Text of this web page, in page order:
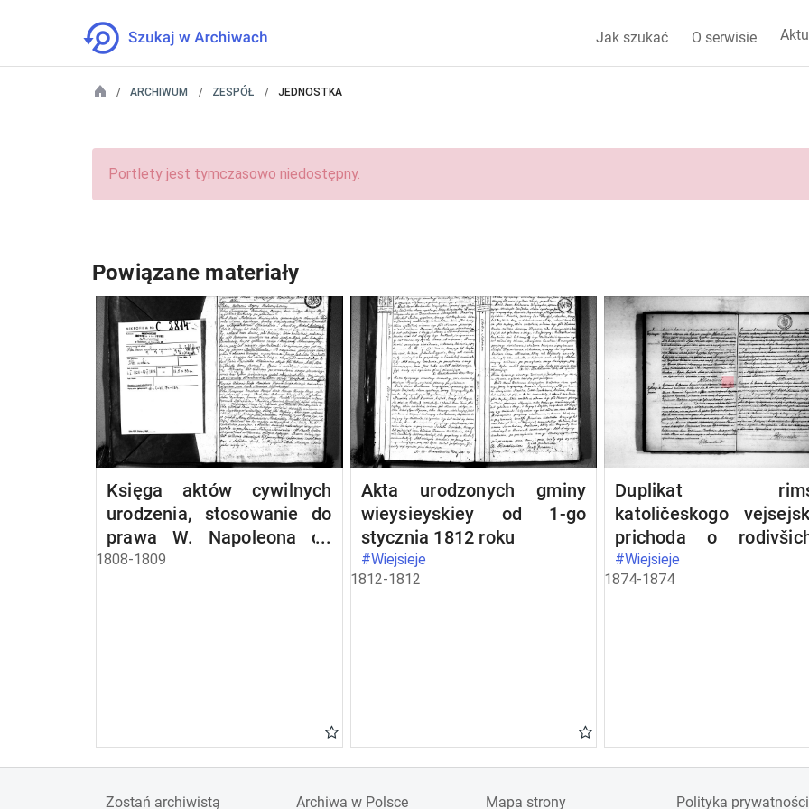
Jak szukać O serwisie
ARCHIWUM ZESPÓŁ JEDNOSTKA
Portlety jest tymczasowo niedostępny.
Powiązane materiały
Księga aktów cywilnych
urodzenia, stosowanie do
prawa W. Napoleona od
dnia 1 miesiąca maja 1808
1808-1809
Akta urodzonych gminy
wieysieyskiey od 1-go
stycznia 1812 roku
#Wiejsieje
1812-1812
Duplikat
katoličeskogo
prichoda o
brakosočetavšichsja
#Wiejsieje
1874-1874
Zostań archiwistą Archiwa w Polsce Mapa strony Polityka prywatności